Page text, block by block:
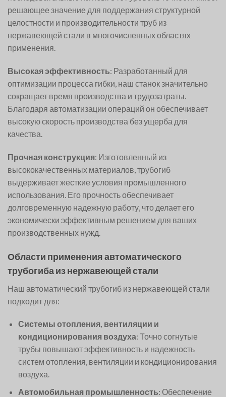
решающее значение для поддержания структурной
целостности и производительности труб из
нержавеющей стали в многочисленных областях
применения.
Высокая эффективность: Разработанный для
оптимизации процесса гибки, наш станок значительно
сокращает время производства и трудозатраты.
Благодаря автоматизации операций он обеспечивает
высокую скорость производства без ущерба для
качества.
Прочная конструкция: Изготовленный из
высококачественных материалов, трубогиб
выдерживает жесткие условия промышленного
использования. Его прочность обеспечивает
долговременную надежную работу, что делает его
экономически эффективным решением для ваших
производственных нужд.
Области применения автоматического
трубогиба из нержавеющей стали
Наш автоматический трубогиб из нержавеющей стали
подходит для:
Системы отопления, вентиляции и
кондиционирования воздуха: Точно согнутые
трубы повышают эффективность и надежность
систем отопления, вентиляции и кондиционирования
воздуха.
Автомобильная промышленность: Обеспечение